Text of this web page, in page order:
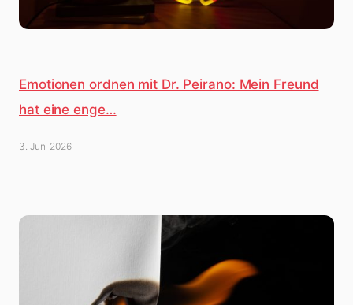
Emotionen ordnen mit Dr. Peirano: Mein Freund
hat eine enge…
3. Juni 2026